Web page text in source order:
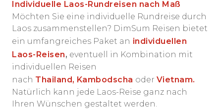
Individuelle Laos-Rundreisen nach Maß
Möchten Sie eine individuelle Rundreise durch
Laos zusammenstellen? DimSum Reisen bietet
ein umfangreiches Paket an individuellen
Laos-Reisen, eventuell in Kombination mit
individuellen Reisen
nach Thailand, Kambodscha oder Vietnam.
Natürlich kann jede Laos-Reise ganz nach
Ihren Wünschen gestaltet werden.